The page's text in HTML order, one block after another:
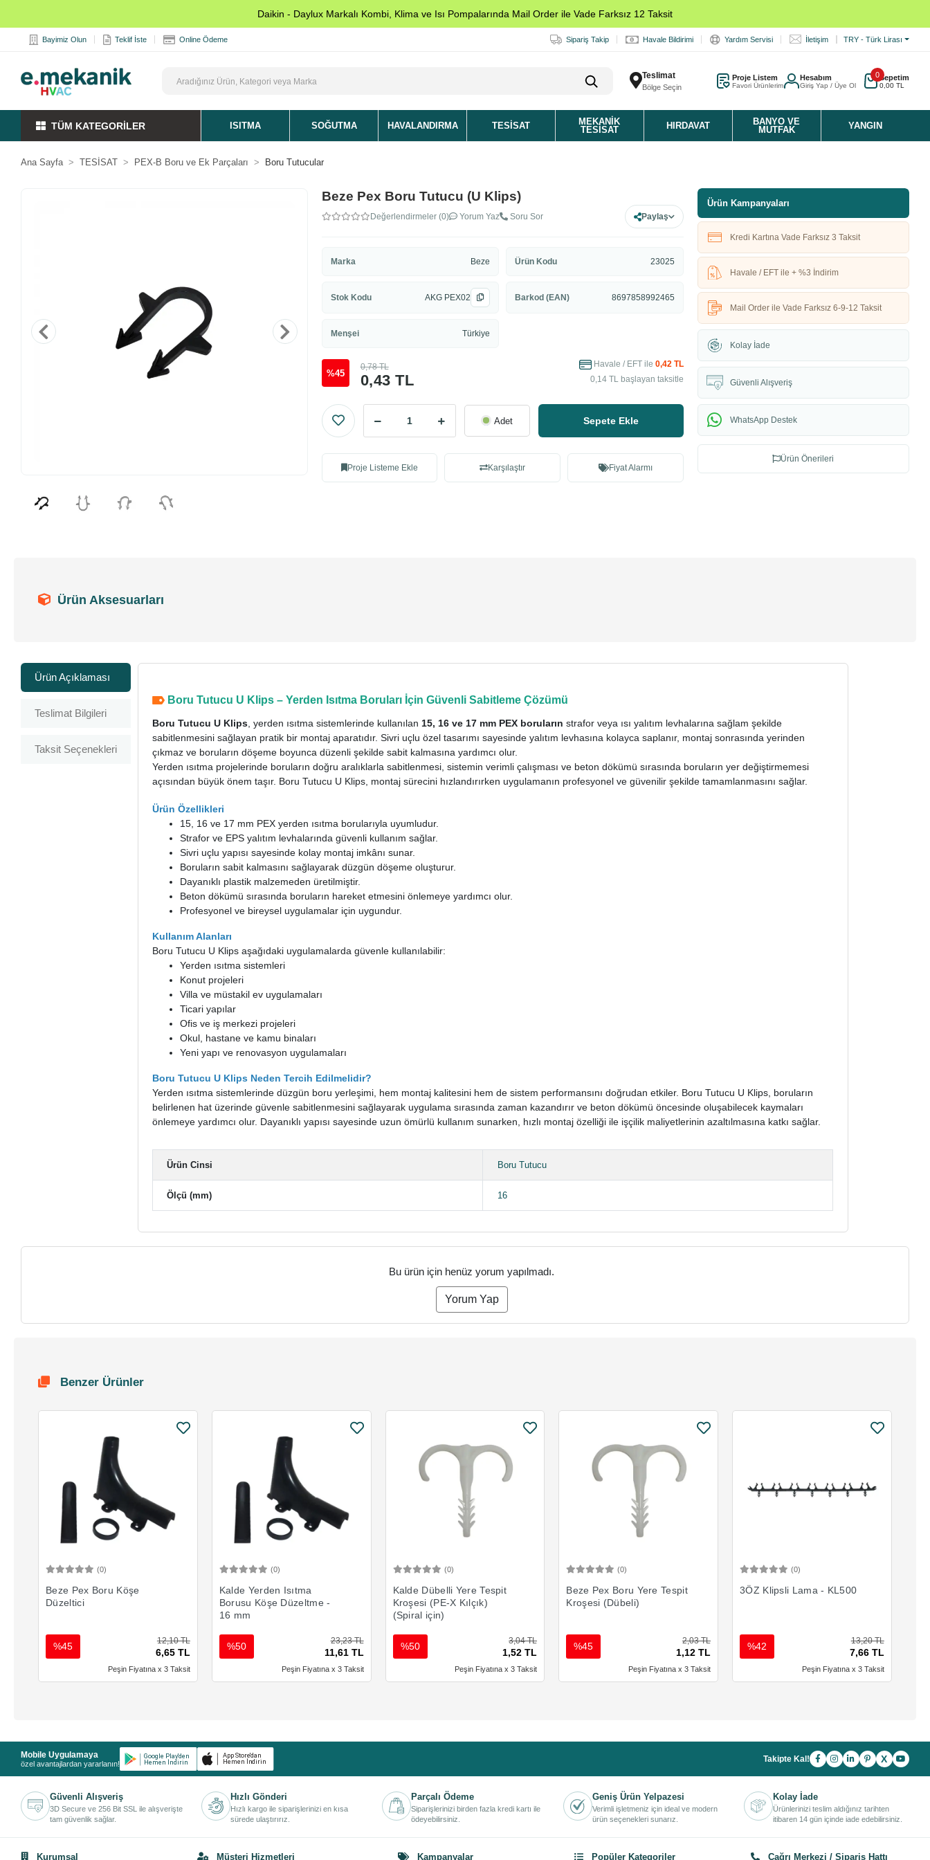
Daikin - Daylux Markalı Kombi, Klima ve Isı Pompalarında Mail Order ile Vade Farksız 12 Taksit
Bayimiz Olun Teklif İste Online Ödeme Sipariş Takip Havale Bildirimi Yardım Servisi İletişim TRY - Türk Lirası
Teslimat
Bölge Seçin
Proje Listem
Favori Ürünlerim
Hesabım
Giriş Yap / Üye Ol
0Sepetim
0,00 TL
TÜM KATEGORİLER ISITMA SOĞUTMA HAVALANDIRMA TESISAT
MEKANIK
TESISAT
HIRDAVAT
BANYO VE
MUTFAK
YANGIN
Ana Sayfa TESİSAT PEX-B Boru ve Ek Parçaları Boru Tutucular
Beze Pex Boru Tutucu (U Klips)
Değerlendirmeler (0) Yorum Yaz Soru Sor Paylaş
Marka Beze Ürün Kodu 23025
Stok Kodu AKG PEX02 Barkod (EAN) 8697858992465
Menşei Türkiye
%45 0,43 TL
0,78 TL Havale / EFT ile 0,42 TL
0,14 TL başlayan taksitle
Adet Sepete Ekle
Proje Listeme Ekle Karşılaştır Fiyat Alarmı
Ürün Kampanyaları
Kredi Kartına Vade Farksız 3 Taksit
Havale / EFT ile + %3 İndirim
Mail Order ile Vade Farksız 6-9-12 Taksit
Kolay İade
Güvenli Alışveriş
WhatsApp Destek
Ürün Önerileri
Ürün Aksesuarları
Ürün Açıklaması
Teslimat Bilgileri
Taksit Seçenekleri
Boru Tutucu U Klips – Yerden Isıtma Boruları İçin Güvenli Sabitleme Çözümü
Boru Tutucu U Klips , yerden ısıtma sistemlerinde kullanılan 15, 16 ve 17 mm PEX boruların strafor veya ısı yalıtım levhalarına sağlam şekilde
sabitlenmesini sağlayan pratik bir montaj aparatıdır. Sivri uçlu özel tasarımı sayesinde yalıtım levhasına kolayca saplanır, montaj sonrasında yerinden
çıkmaz ve boruların döşeme boyunca düzenli şekilde sabit kalmasına yardımcı olur.
Yerden ısıtma projelerinde boruların doğru aralıklarla sabitlenmesi, sistemin verimli çalışması ve beton dökümü sırasında boruların yer değiştirmemesi
açısından büyük önem taşır. Boru Tutucu U Klips, montaj sürecini hızlandırırken uygulamanın profesyonel ve güvenilir şekilde tamamlanmasını sağlar.
Ürün Özellikleri
15, 16 ve 17 mm PEX yerden ısıtma borularıyla uyumludur.
Strafor ve EPS yalıtım levhalarında güvenli kullanım sağlar.
Sivri uçlu yapısı sayesinde kolay montaj imkânı sunar.
Boruların sabit kalmasını sağlayarak düzgün döşeme oluşturur.
Dayanıklı plastik malzemeden üretilmiştir.
Beton dökümü sırasında boruların hareket etmesini önlemeye yardımcı olur.
Profesyonel ve bireysel uygulamalar için uygundur.
Kullanım Alanları
Boru Tutucu U Klips aşağıdaki uygulamalarda güvenle kullanılabilir:
Yerden ısıtma sistemleri
Konut projeleri
Villa ve müstakil ev uygulamaları
Ticari yapılar
Ofis ve iş merkezi projeleri
Okul, hastane ve kamu binaları
Yeni yapı ve renovasyon uygulamaları
Boru Tutucu U Klips Neden Tercih Edilmelidir?
Yerden ısıtma sistemlerinde düzgün boru yerleşimi, hem montaj kalitesini hem de sistem performansını doğrudan etkiler. Boru Tutucu U Klips, boruların
belirlenen hat üzerinde güvenle sabitlenmesini sağlayarak uygulama sırasında zaman kazandırır ve beton dökümü öncesinde oluşabilecek kaymaları
önlemeye yardımcı olur. Dayanıklı yapısı sayesinde uzun ömürlü kullanım sunarken, hızlı montaj özelliği ile işçilik maliyetlerinin azaltılmasına katkı sağlar.
Ürün Cinsi Boru Tutucu
Ölçü (mm) 16
Bu ürün için henüz yorum yapılmadı.
Yorum Yap
Benzer Ürünler
(0)
Beze Pex Boru Köşe
Düzeltici
12,10 TL
6,65 TL
%45
Peşin Fiyatına x 3 Taksit
(0)
Kalde Yerden Isıtma
Borusu Köşe Düzeltme -
16 mm
23,23 TL
11,61 TL
%50
Peşin Fiyatına x 3 Taksit
(0)
Kalde Dübelli Yere Tespit
Kroşesi (PE-X Kılçık)
(Spiral için)
3,04 TL
1,52 TL
%50
Peşin Fiyatına x 3 Taksit
(0)
Beze Pex Boru Yere Tespit
Kroşesi (Dübeli)
2,03 TL
1,12 TL
%45
Peşin Fiyatına x 3 Taksit
(0)
3ÖZ Klipsli Lama - KL500
13,20 TL
7,66 TL
%42
Peşin Fiyatına x 3 Taksit
Mobile Uygulamaya
özel avantajlardan yararlanın! Takipte Kal! X
Güvenli Alışveriş
3D Secure ve 256 Bit SSL ile alışverişte
tam güvenlik sağlar.
Hızlı Gönderi
Hızlı kargo ile siparişlerinizi en kısa
sürede ulaştırırız.
Parçalı Ödeme
Siparişlerinizi birden fazla kredi kartı ile
ödeyebilirsiniz.
Geniş Ürün Yelpazesi
Verimli işletmeniz için ideal ve modern
ürün seçenekleri sunarız.
Kolay İade
Ürünlerinizi teslim aldığınız tarihten
itibaren 14 gün içinde iade edebilirsiniz.
Kurumsal Müşteri Hizmetleri Kampanyalar Popüler Kategoriler Çağrı Merkezi / Sipariş Hattı